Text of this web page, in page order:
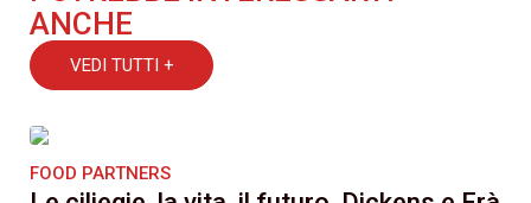
ANCHE
VEDI TUTTI +
FOOD PARTNERS